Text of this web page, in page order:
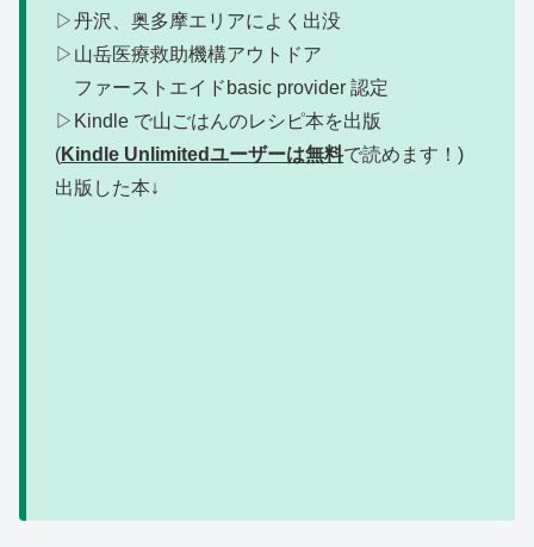
▷丹沢、奥多摩エリアによく出没
▷山岳医療救助機構アウトドア
ファーストエイドbasic provider 認定
▷Kindle で山ごはんのレシピ本を出版
(Kindle Unlimitedユーザーは無料で読めます！)
出版した本↓